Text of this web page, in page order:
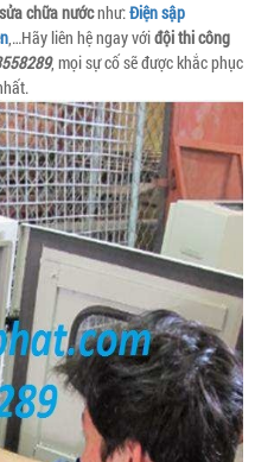
sửa chữa nướcnhư:Điện sập
,…Hãy liên hệ ngay vớiđội thi công
, mọi sự cố sẽ được khắc phục